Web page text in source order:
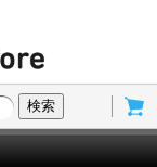
検索